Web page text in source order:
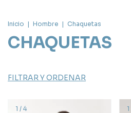
Inicio | Hombre | Chaquetas
CHAQUETAS
FILTRAR Y ORDENAR
1 / 4 1